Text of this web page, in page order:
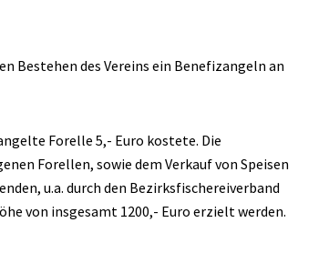
Bestehen des Vereins ein Benefizangeln an
Forelle 5,- Euro kostete. Die
Forellen, sowie dem Verkauf von Speisen
u.a. durch den Bezirksfischereiverband
von insgesamt 1200,- Euro erzielt werden.